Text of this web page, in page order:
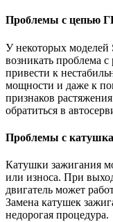
Проблемы с цепью
У некоторых моделей
возникать проблема
привести к
мощности и даже к
признаков
обратиться в
Проблемы с
Катушки зажигания
или износа. При
двигатель может
Замена катушек
недорогая процедура.